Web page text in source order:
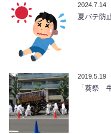
2024.7.14
夏バテ防
2019.5.19
「葵祭